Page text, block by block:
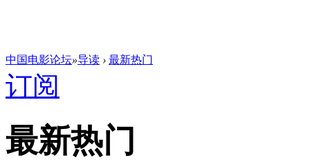
中国电影论坛»导读 › 最新热门
订阅
最新热门